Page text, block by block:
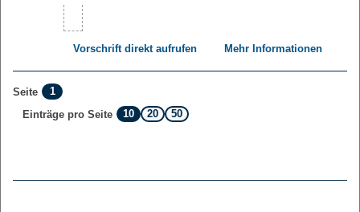
Vorschrift direkt aufrufen Mehr Informationen
Seite
1
Einträge pro Seite
10 20 50